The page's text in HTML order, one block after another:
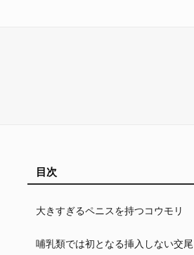
目次
大きすぎるペニスを持つコウモリ
哺乳類では初となる挿入しない交尾